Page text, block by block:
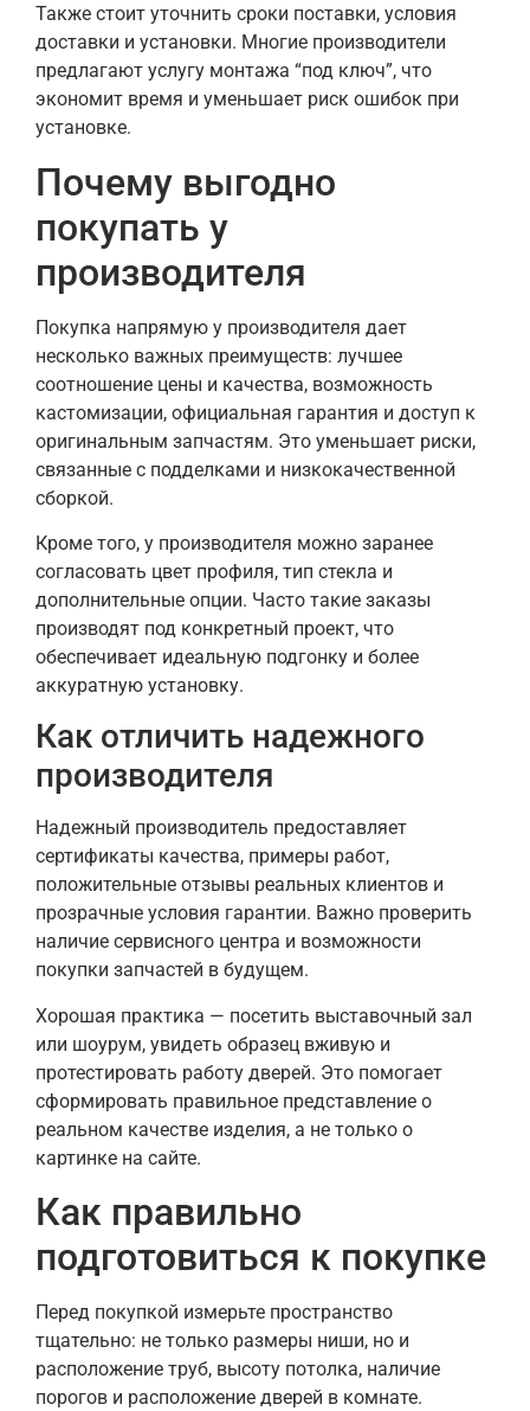
Также стоит уточнить сроки поставки, условия
доставки и установки. Многие производители
предлагают услугу монтажа “под ключ”, что
экономит время и уменьшает риск ошибок при
установке.
Почему выгодно
покупать у
производителя
Покупка напрямую у производителя дает
несколько важных преимуществ: лучшее
соотношение цены и качества, возможность
кастомизации, официальная гарантия и доступ к
оригинальным запчастям. Это уменьшает риски,
связанные с подделками и низкокачественной
сборкой.
Кроме того, у производителя можно заранее
согласовать цвет профиля, тип стекла и
дополнительные опции. Часто такие заказы
производят под конкретный проект, что
обеспечивает идеальную подгонку и более
аккуратную установку.
Как отличить надежного
производителя
Надежный производитель предоставляет
сертификаты качества, примеры работ,
положительные отзывы реальных клиентов и
прозрачные условия гарантии. Важно проверить
наличие сервисного центра и возможности
покупки запчастей в будущем.
Хорошая практика — посетить выставочный зал
или шоурум, увидеть образец вживую и
протестировать работу дверей. Это помогает
сформировать правильное представление о
реальном качестве изделия, а не только о
картинке на сайте.
Как правильно
подготовиться к покупке
Перед покупкой измерьте пространство
тщательно: не только размеры ниши, но и
расположение труб, высоту потолка, наличие
порогов и расположение дверей в комнате.